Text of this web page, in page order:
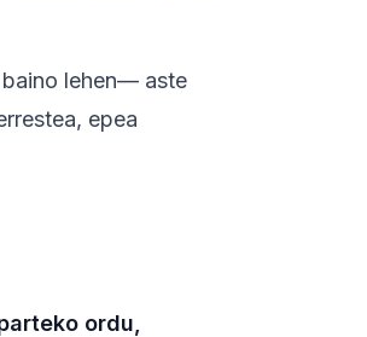
baino lehen— aste
epea
ordu,